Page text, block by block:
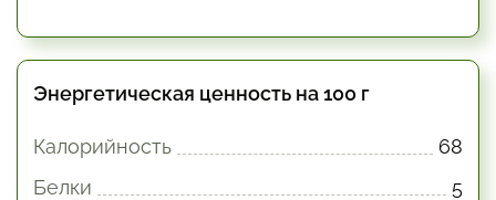
Энергетическая ценность на 100 г
Калорийность
68
Белки
5